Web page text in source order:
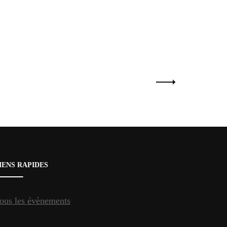
RAPIDES
les évènements